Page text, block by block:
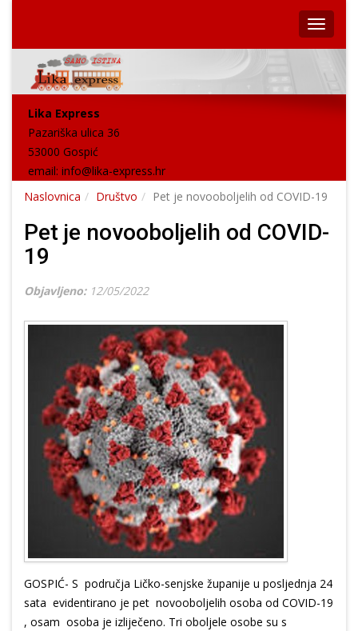
Lika Express
Pazariška ulica 36
53000 Gospić
email: info@lika-express.hr
Naslovnica
Društvo Pet je novooboljelih od COVID-19
Pet je novooboljelih od COVID-
19
Objavljeno: 12/05/2022
GOSPIĆ- S područja Ličko-senjske županije u posljednja 24
sata evidentirano je pet novooboljelih osoba od COVID-19
, osam osoba je izliječeno. Tri oboljele osobe su s